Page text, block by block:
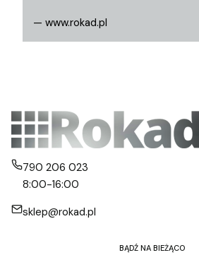
— www.rokad.pl
790 206 023
8:00-16:00
sklep@rokad.pl
BĄDŹ NA BIEŻĄCO